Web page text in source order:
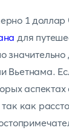
1
для
Вьетнама.
как